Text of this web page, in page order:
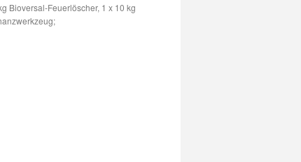
Bioversal-Feuerlöscher, 1 x 10 kg